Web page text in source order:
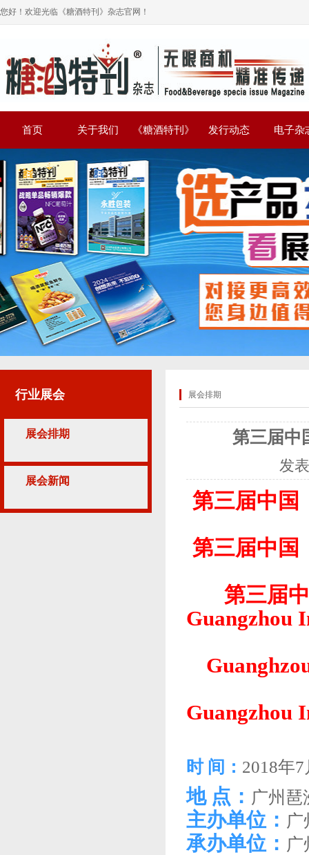
您好！欢迎光临《糖酒特刊》杂志官网！
首页 关于我们 《糖酒特刊》 发行动态 电子杂
行业展会
展会排期
展会新闻
展会排期
第三届中
发
第三届中国
第三届中国
第三届
Guangzhou
Guangzhou
时 间： 2018年
地 点： 广州琶
主办单位： 广
承办单位： 广